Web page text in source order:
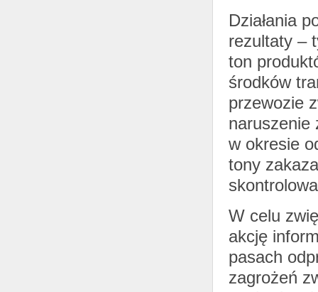
Działania
rezultaty –
ton
środków
przewozie
naruszenie
w okresie
tony
W celu
akcję
pasach
zagrożeń